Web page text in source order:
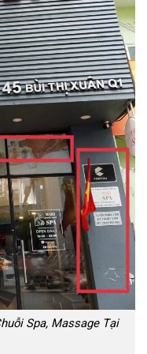
Spa, Massage Tại